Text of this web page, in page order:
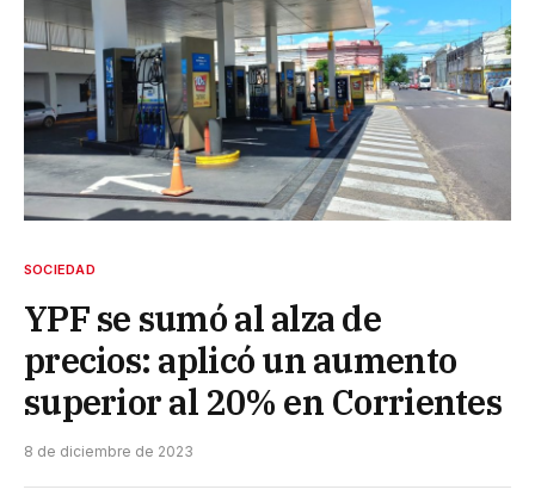
SOCIEDAD
YPF se sumó al alza de
precios: aplicó un aumento
superior al 20% en Corrientes
8 de diciembre de 2023